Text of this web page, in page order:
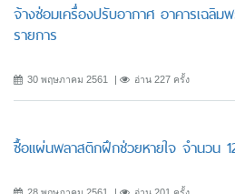
จ้างซ่อมเครื่องปรับอากาศ อาคารเฉลิม
รายการ
30 พฤษภาคม 2561 อ่าน 227 ครั้ง
ซื้อแผ่นพลาสติกฝึกช่วยหายใจ จำนวน